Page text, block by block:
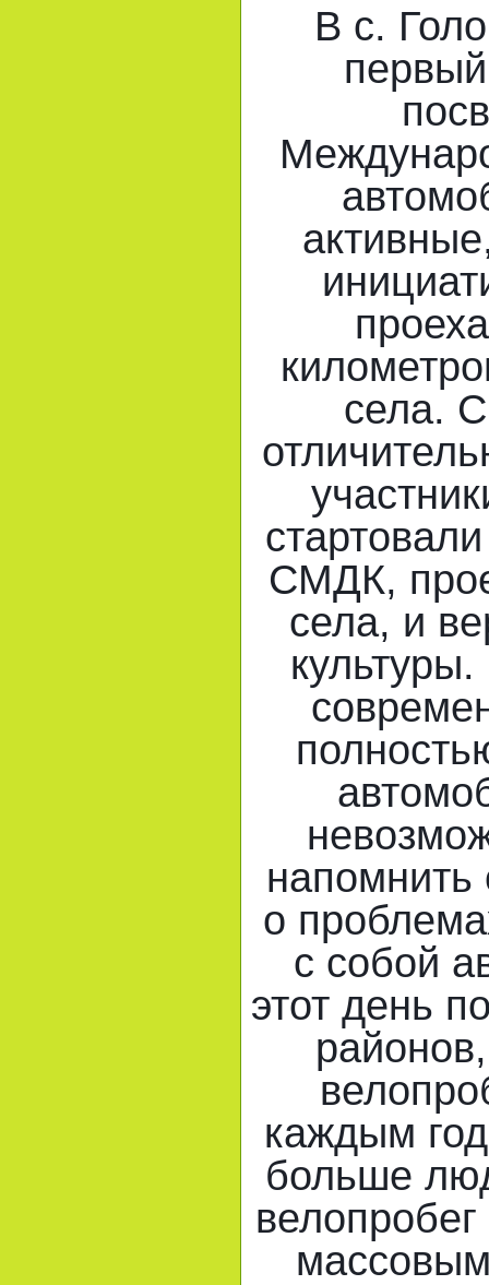
В c.
села.
СМДК,
села, и
культуры.
напомнить
о
с собой
этот день
каждым
больше